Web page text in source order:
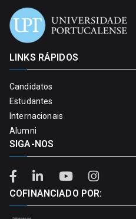
LINKS RÁPIDOS
Candidatos
Estudantes
Internacionais
Alumni
SIGA-NOS
COFINANCIADO POR: